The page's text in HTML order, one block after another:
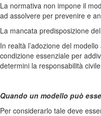
La normativa non impone il
ad assolvere per prevenire e
La mancata predisposizione
In realtà l’adozione del
condizione essenziale per
determini la responsabilità
Quando un modello può
Per considerarlo tale deve